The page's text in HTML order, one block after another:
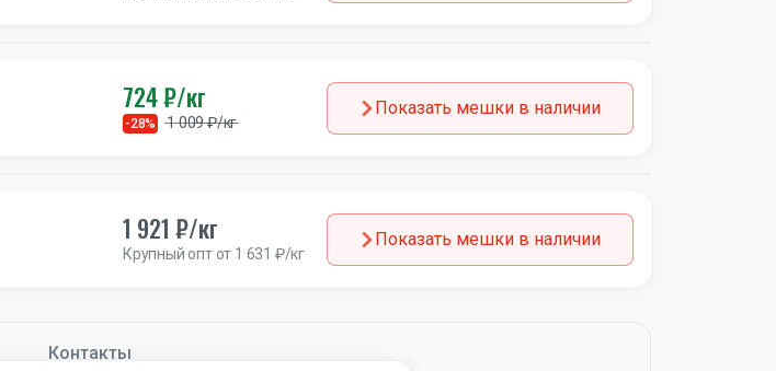
724 ₽/кг
-28% 1 009 ₽/кг
Показать мешки в наличии
1 921 ₽/кг
Крупный опт от 1 631 ₽/кг
Показать мешки в наличии
Контакты